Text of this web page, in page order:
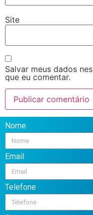
Site
Salvar meus dados
que eu comentar.
Nome
Email
Telefone